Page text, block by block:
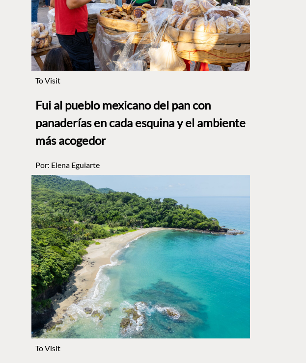
To Visit
Fui al pueblo mexicano del pan con
panaderías en cada esquina y el ambiente
más acogedor
Por: Elena Eguiarte
To Visit